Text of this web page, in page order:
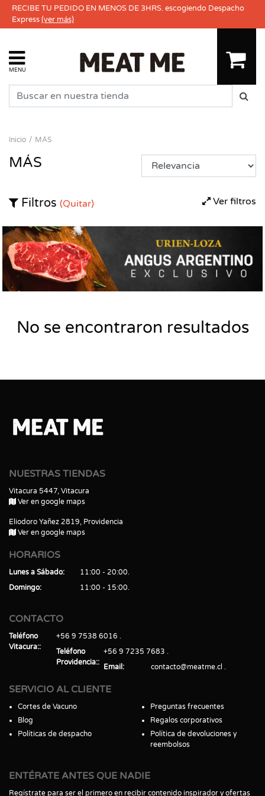
RECIBE TU PEDIDO EN MENOS DE 3HRS. escogiendo Despacho
Express(ver más)
MENU
Inicio MÁS
MÁS
Ver filtros
Filtros (Quitar)
No se encontraron resultados
NUESTRAS TIENDAS
Vitacura 5447, Vitacura
Ver en google maps
Eliodoro Yañez 2819, Providencia
Ver en google maps
HORARIOS
Lunes a Sábado
11:00 - 20:00
Domingo
11:00 - 15:00
CONTACTO
Teléfono
Vitacura:
+56 9 7538 6016
Teléfono
Providencia:
+56 9 7235 7683
Email
contacto@meatme.cl
SERVICIO AL CLIENTE
Cortes de Vacuno
Blog
Políticas de despacho
Preguntas frecuentes
Regalos corporativos
Política de devoluciones y
reembolsos
ENTÉRATE ANTES QUE NADIE
Regístrate para ser el primero en recibir contenido inspirador y ofertas